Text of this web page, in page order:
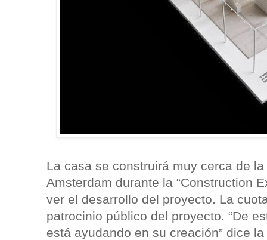
La casa se construirá muy cerca de
Amsterdam durante la “Construction
ver el desarrollo del proyecto. La
patrocinio público del proyecto. “De
está ayudando en su creación” dice